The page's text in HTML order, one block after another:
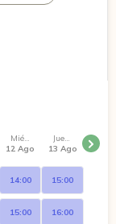
Miércoles
12 Ago
14:00
15:00
Jueves
13 Ago
15:00
16:00